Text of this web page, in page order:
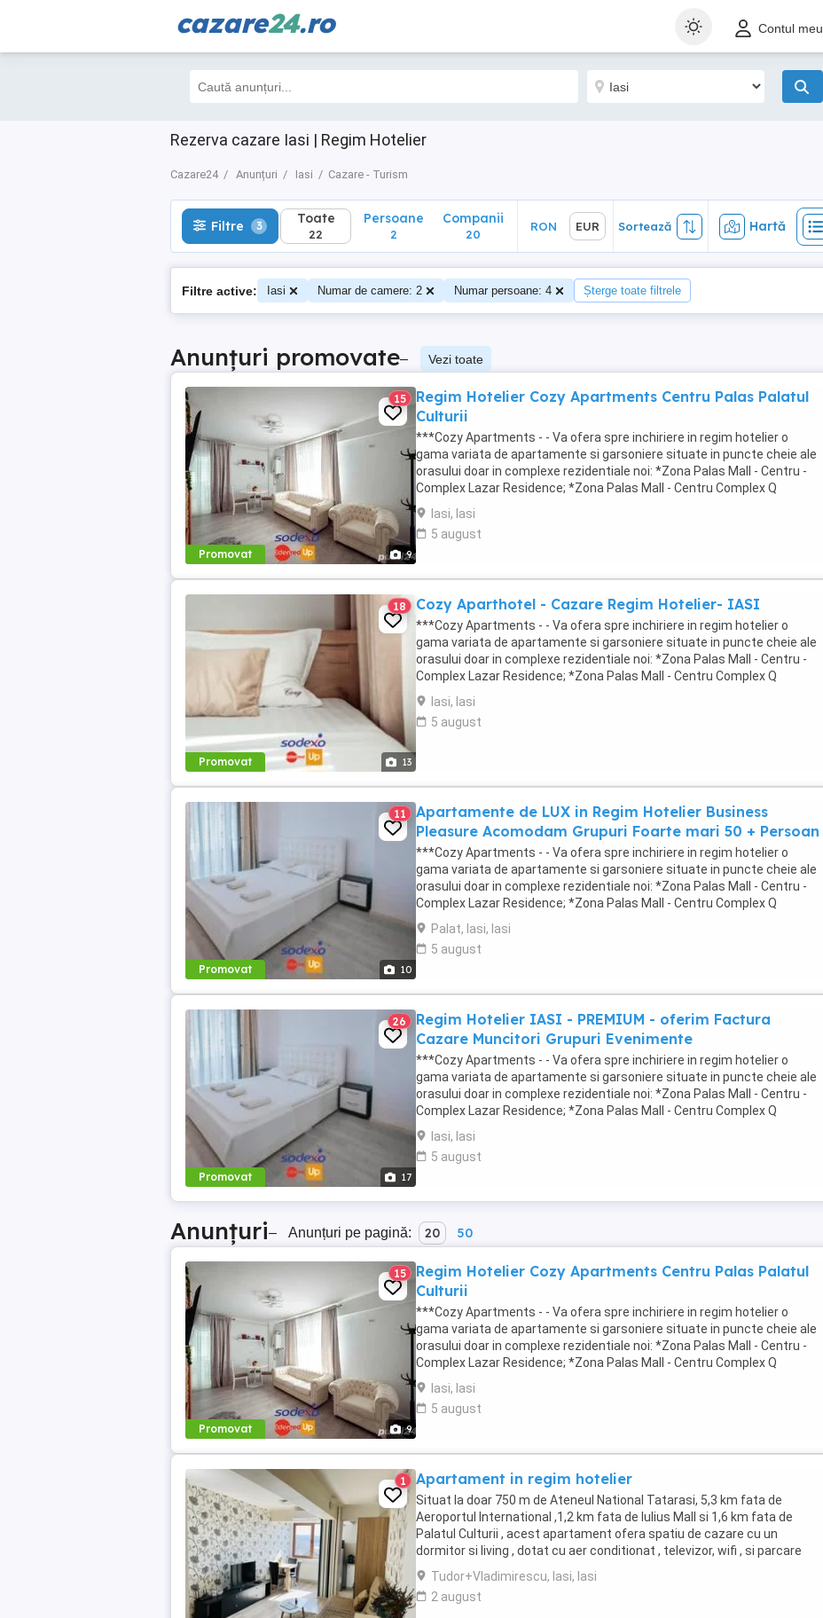
cazare24.ro Contul meu
Rezerva cazare Iasi | Regim Hotelier
Cazare24 Anunțuri Iasi Cazare - Turism
Filtre 3 Toate
22
Hartă
Filtre 3 Toate
22
Persoane
2
Companii
20
RON EUR Sortează Hartă
Filtre active: Iasi Numar de camere: 2 Numar persoane: 4 Șterge toate filtrele
Anunțuri promovate– Vezi toate
Promovat 9
15
Regim Hotelier Cozy Apartments Centru Palas Palatul
Culturii
***Cozy Apartments - - Va ofera spre inchiriere in regim hotelier o
gama variata de apartamente si garsoniere situate in puncte cheie ale
orasului doar in complexe rezidentiale noi: *Zona Palas Mall - Centru -
Complex Lazar Residence; *Zona Palas Mall - Centru Complex Q
Residence; *Zona Palas Mall ...
Iasi, Iasi
5 august
Promovat 13
18 Cozy Aparthotel - Cazare Regim Hotelier- IASI
***Cozy Apartments - - Va ofera spre inchiriere in regim hotelier o
gama variata de apartamente si garsoniere situate in puncte cheie ale
orasului doar in complexe rezidentiale noi: *Zona Palas Mall - Centru -
Complex Lazar Residence; *Zona Palas Mall - Centru Complex Q
Residence; *Zona Palas Mall - ...
Iasi, Iasi
5 august
Promovat 10
11
Apartamente de LUX in Regim Hotelier Business
Pleasure Acomodam Grupuri Foarte mari 50 + Persoan
***Cozy Apartments - - Va ofera spre inchiriere in regim hotelier o
gama variata de apartamente si garsoniere situate in puncte cheie ale
orasului doar in complexe rezidentiale noi: *Zona Palas Mall - Centru -
Complex Lazar Residence; *Zona Palas Mall - Centru Complex Q
Residence; *Zona Palas Mall - ...
Palat, Iasi, Iasi
5 august
Promovat 17
26
Regim Hotelier IASI - PREMIUM - oferim Factura
Cazare Muncitori Grupuri Evenimente
***Cozy Apartments - - Va ofera spre inchiriere in regim hotelier o
gama variata de apartamente si garsoniere situate in puncte cheie ale
orasului doar in complexe rezidentiale noi: *Zona Palas Mall - Centru -
Complex Lazar Residence; *Zona Palas Mall - Centru Complex Q
Residence; *Zona Palas Mall - ...
Iasi, Iasi
5 august
Anunțuri– Anunțuri pe pagină: 20 50
Promovat 9
15
Regim Hotelier Cozy Apartments Centru Palas Palatul
Culturii
***Cozy Apartments - - Va ofera spre inchiriere in regim hotelier o
gama variata de apartamente si garsoniere situate in puncte cheie ale
orasului doar in complexe rezidentiale noi: *Zona Palas Mall - Centru -
Complex Lazar Residence; *Zona Palas Mall - Centru Complex Q
Residence; *Zona Palas Mall ...
Iasi, Iasi
5 august
1 Apartament in regim hotelier
Situat la doar 750 m de Ateneul National Tatarasi, 5,3 km fata de
Aeroportul International ,1,2 km fata de Iulius Mall si 1,6 km fata de
Palatul Culturii , acest apartament ofera spatiu de cazare cu un
dormitor si living , dotat cu aer conditionat , televizor, wifi , si parcare
privata. Unitatea are ...
Tudor+Vladimirescu, Iasi, Iasi
2 august